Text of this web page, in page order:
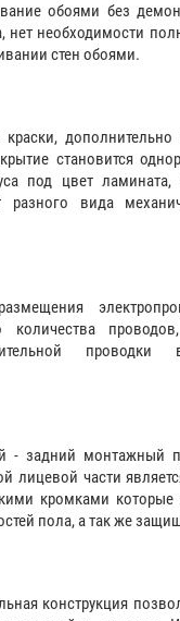
обоями без
нет необходимости
стен обоями.
становится
под цвет
вида
количества
проводки
- задний монтажный
лицевой части
кромками
пола, а так же
конструкция